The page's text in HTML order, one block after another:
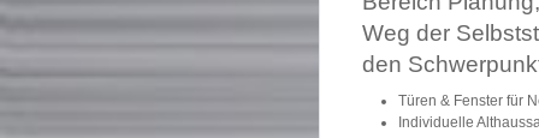
Weg der
den
Türen & Fenster für
Individuelle